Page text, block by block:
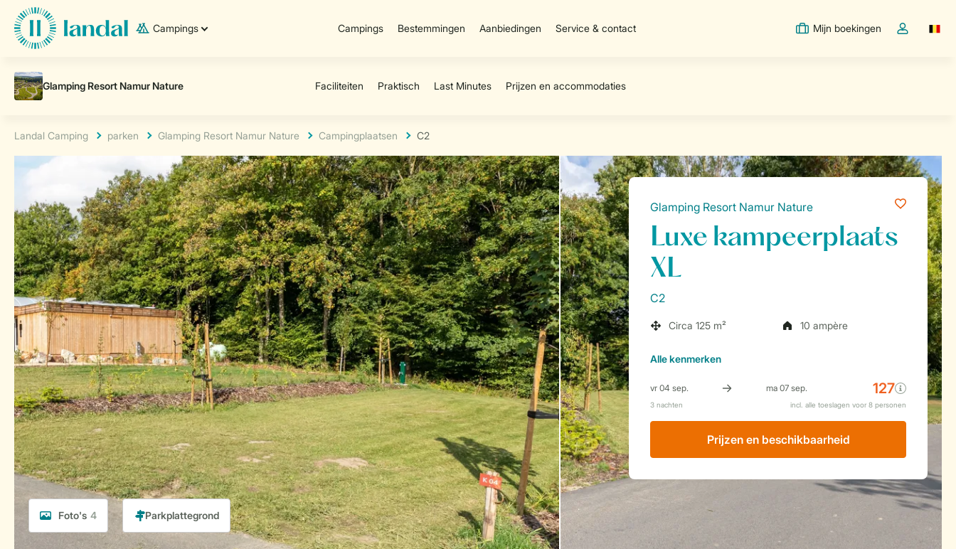
Campings Campings Bestemmingen Aanbiedingen Service & contact Mijn boekingen
Open de
Landal Camping parken Glamping Resort Namur Nature Campingplaatsen C2
Foto's 4
Glamping Resort Namur Nature
Luxe kampeerplaats
XL
C2
Circa 125 m² 10 ampère
Allekenmerken
Prijzen en beschikbaarheid